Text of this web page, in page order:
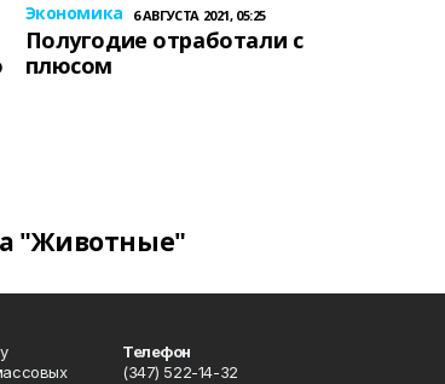
Экономика 6 АВГУСТА 2021, 05:25
Полугодие отработали с
плюсом
"Животные"
Телефон
(347) 522-14-32